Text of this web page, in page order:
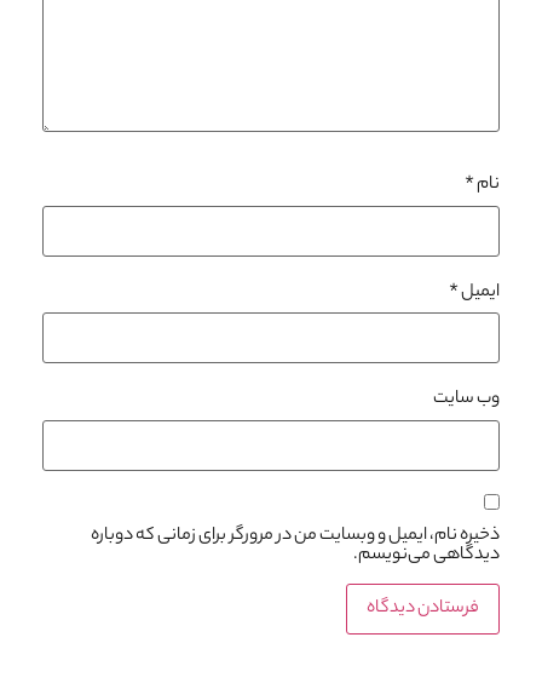
نام*
ایمیل*
وب‌ سایت
ذخیره نام، ایمیل و وبسایت من در مرورگر برای زمانی که دوباره
دیدگاهی می‌نویسم.